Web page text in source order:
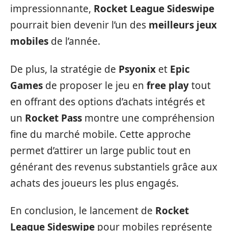
impressionnante, Rocket League Sideswipe
pourrait bien devenir l’un des meilleurs jeux
mobiles de l’année.
De plus, la stratégie de Psyonix et Epic
Games de proposer le jeu en free playtout
en offrant des options d’achats intégrés et
un Rocket Pass montre une compréhension
fine du marché mobile. Cette approche
permet d’attirer un large public tout en
générant des revenus substantiels grâce aux
achats des joueurs les plus engagés.
En conclusion, le lancement de Rocket
League Sideswipe pour mobiles représente